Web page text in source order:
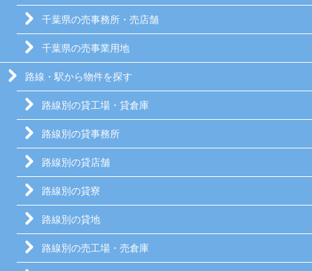
千葉県の売事務所・売店舗
千葉県の売事業用地
路線・駅から物件を探す
路線別の貸工場・貸倉庫
路線別の貸事務所
路線別の貸店舗
路線別の貸寮
路線別の貸地
路線別の売工場・売倉庫